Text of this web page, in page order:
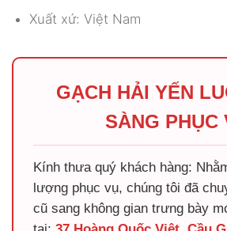
Xuất xứ: Việt Nam
GẠCH HẢI YẾN
SÀNG PHỤC
Kính thưa quý khách hàng:
lượng phục vụ, chúng tôi đã
cũ sang không gian trưng bày